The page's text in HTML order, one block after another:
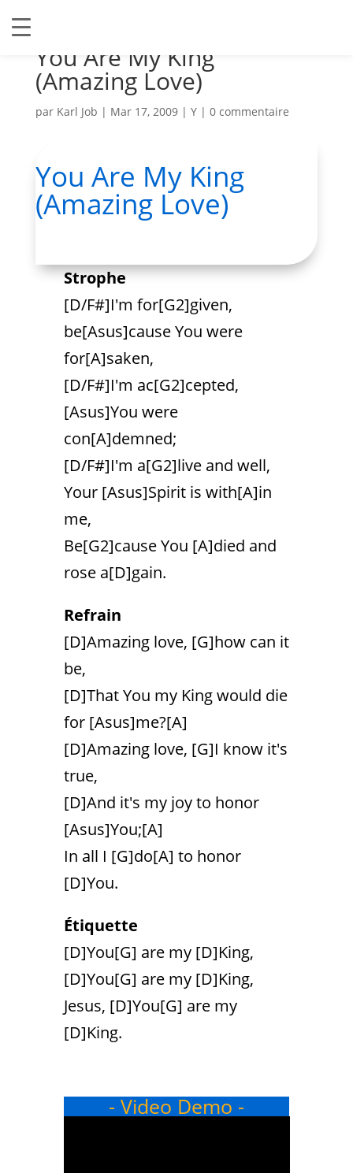
You Are My King
(Amazing Love)
par Karl Job | Mar 17, 2009| Y| 0 commentaire
You Are My King
(Amazing Love)
Strophe
[D/F#]I'm for[G2]given,
be[Asus]cause You were
for[A]saken,
[D/F#]I'm ac[G2]cepted,
[Asus]You were
con[A]demned;
[D/F#]I'm a[G2]live and well,
Your [Asus]Spirit is with[A]in
me,
Be[G2]cause You [A]died and
rose a[D]gain.
Refrain
[D]Amazing love, [G]how can it
be,
[D]That You my King would die
for [Asus]me?[A]
[D]Amazing love, [G]I know it's
true,
[D]And it's my joy to honor
[Asus]You;[A]
In all I [G]do[A] to honor
[D]You.
Étiquette
[D]You[G] are my [D]King,
[D]You[G] are my [D]King,
Jesus, [D]You[G] are my
[D]King.
- Video Demo -